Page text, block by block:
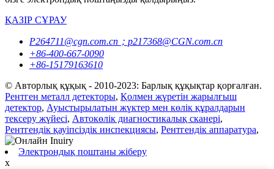
ҚАЗІР СҰРАУ
P264711@cgn.com.cn；p217368@CGN.com.cn
+86-400-667-0090
+86-15179163610
© Авторлық құқық - 2010-2023: Барлық құқықтар қорғалған.
Рентген металл детекторы, Қолмен жүретін жарылғыш
детектор, Ауыстырылатын жүктер мен көлік құралдарын
тексеру жүйесі, Автокөлік диагностикалық сканері,
Рентгендік қауіпсіздік инспекциясы, Рентгендік аппаратура,
Электрондық поштаны жіберу
x